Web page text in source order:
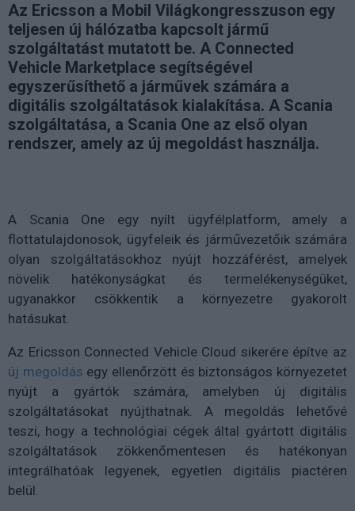
Az Ericsson a Mobil Világkongresszuson egy
teljesen új hálózatba kapcsolt jármű
szolgáltatást mutatott be. A Connected
Vehicle Marketplace segítségével
egyszerűsíthető a járművek számára a
digitális szolgáltatások kialakítása. A Scania
szolgáltatása, a Scania One az első olyan
rendszer, amely az új megoldást használja.
A Scania One egy nyílt ügyfélplatform, amely a
flottatulajdonosok, ügyfeleik és járművezetőik számára
olyan szolgáltatásokhoz nyújt hozzáférést, amelyek
növelik hatékonyságkat és termelékenységüket,
ugyanakkor csökkentik a környezetre gyakorolt
hatásukat.
Az Ericsson Connected Vehicle Cloud sikerére építve az
új megoldás egy ellenőrzött és biztonságos környezetet
nyújt a gyártók számára, amelyben új digitális
szolgáltatásokat nyújthatnak. A megoldás lehetővé
teszi, hogy a technológiai cégek által gyártott digitális
szolgáltatások zökkenőmentesen és hatékonyan
integrálhatóak legyenek, egyetlen digitális piactéren
belül.